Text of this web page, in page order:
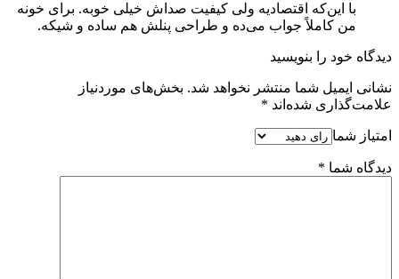
با این‌که اقتصادیه ولی کیفیت صداش خیلی خوبه. برای خونه
من کاملاً جواب می‌ده و طراحی پنلش هم ساده و شیکه.
دیدگاه خود را بنویسید
نشانی ایمیل شما منتشر نخواهد شد. بخش‌های موردنیاز
علامت‌گذاری شده‌اند *
امتیاز شما
دیدگاه شما *